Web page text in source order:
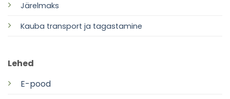
Järelmaks
Kauba transport ja tagastamine
Lehed
E-pood